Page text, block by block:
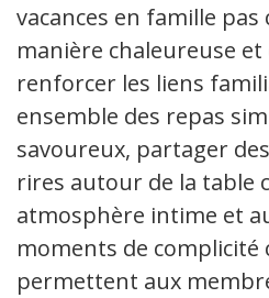
vacances en famille pas
manière chaleureuse
renforcer les liens
ensemble des repas
savoureux, partager
rires autour de la table
atmosphère intime et
moments de complicité
permettent aux